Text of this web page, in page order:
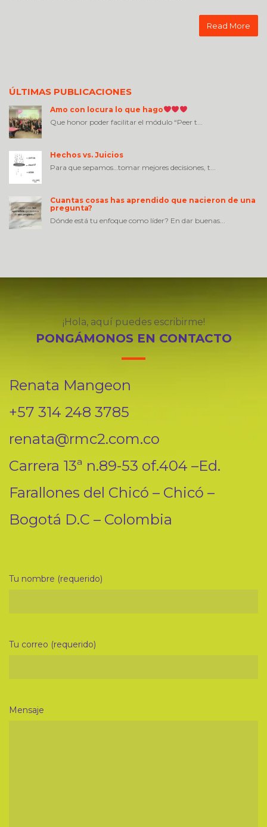
Read More
ÚLTIMAS PUBLICACIONES
Amo con locura lo que hago
Que honor poder facilitar el módulo “Peer t...
Hechos vs. Juicios
Para que sepamos…tomar mejores decisiones, t...
Cuantas cosas has aprendido que nacieron de una
pregunta?
Dónde está tu enfoque como líder? En dar buenas...
¡Hola, aquí puedes escribirme!
PONGÁMONOS EN CONTACTO
Renata Mangeon
+57 314 248 3785
renata@rmc2.com.co
Carrera 13ª n.89-53 of.404 –Ed.
Farallones del Chicó – Chicó –
Bogotá D.C – Colombia
Tu nombre (requerido)
Tu correo (requerido)
Mensaje